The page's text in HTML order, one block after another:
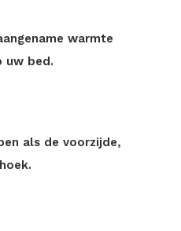
warmte
uw bed.
als de voorzijde,